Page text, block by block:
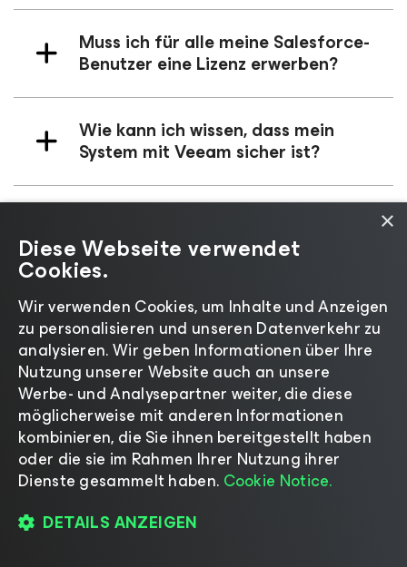
Muss ich für alle meine Salesforce-
Benutzer eine Lizenz erwerben?
Wie kann ich wissen, dass mein
System mit Veeam sicher ist?
ich, um Veeam nutzen zu können?
Kann ich meine Salesforce-Daten
nach AWS, Azure oder in eine
andere Cloud sichern?
Wie oft kann ich meine Salesforce-
Daten sichern?
Salesforceund Veeam Data Cloud
×
Diese Webseite verwendet
Cookies.
Wir verwenden Cookies, um Inhalte und Anzeigen
zu personalisieren und unseren Datenverkehr zu
analysieren. Wir geben Informationen über Ihre
Nutzung unserer Website auch an unsere
Werbe- und Analysepartner weiter, die diese
möglicherweise mit anderen Informationen
kombinieren, die Sie ihnen bereitgestellt haben
oder die sie im Rahmen Ihrer Nutzung ihrer
Dienste gesammelt haben. Cookie Notice.
DETAILS ANZEIGEN